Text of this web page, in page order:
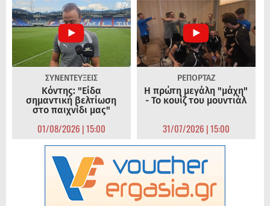
ΣΥΝΕΝΤΕΥΞΕΙΣ
Κόντης: "Είδα
σημαντική βελτίωση
στο παιχνίδι μας"
01/08/2026 | 15:00
ΡΕΠΟΡΤΑΖ
Η πρώτη μεγάλη "μάχη"
- Το κουίζ του μουντιάλ
31/07/2026 | 15:00